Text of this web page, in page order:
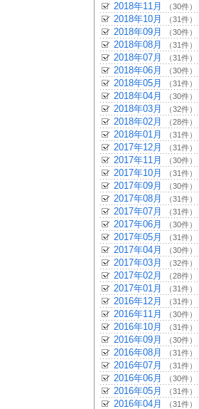
2018年11月 （30件）
2018年10月 （31件）
2018年09月 （30件）
2018年08月 （31件）
2018年07月 （31件）
2018年06月 （30件）
2018年05月 （31件）
2018年04月 （30件）
2018年03月 （32件）
2018年02月 （28件）
2018年01月 （31件）
2017年12月 （31件）
2017年11月 （30件）
2017年10月 （31件）
2017年09月 （30件）
2017年08月 （31件）
2017年07月 （31件）
2017年06月 （30件）
2017年05月 （31件）
2017年04月 （30件）
2017年03月 （32件）
2017年02月 （28件）
2017年01月 （31件）
2016年12月 （31件）
2016年11月 （30件）
2016年10月 （31件）
2016年09月 （30件）
2016年08月 （31件）
2016年07月 （31件）
2016年06月 （30件）
2016年05月 （31件）
2016年04月 （31件）